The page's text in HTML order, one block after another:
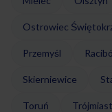
Ostrowiec
Przemyśl
Skierniewice
Toruń